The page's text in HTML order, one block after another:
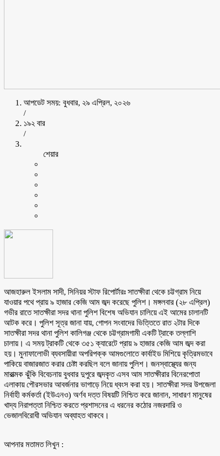
আপডেট সময়: বুধবার, ২৯ এপ্রিল, ২০২৬
/
১৯২ বার
/
শেয়ার
আজহারুল ইসলাম সাদী, সিনিয়র স্টাফ রিপোর্টারঃ সাতক্ষীরা থেকে চট্টগ্রাম নিয়ে
যাওয়ার পথে প্রায় ৯ হাজার কেজি আম জব্দ করেছে পুলিশ। মঙ্গলবার (২৮ এপ্রিল)
গভীর রাতে সাতক্ষীরা সদর থানা পুলিশ বিশেষ অভিযান চালিয়ে এই আমের চালানটি
আটক করে। পুলিশ সূত্র জানা যায়, গোপন সংবাদের ভিত্তিতে রাত ২টার দিকে
সাতক্ষীরা সদর থানা পুলিশ কালিগঞ্জ থেকে চট্টগ্রামগামী একটি ট্রাকে তল্লাশি
চালায়। এ সময় ট্রাকটি থেকে ৩৫১ ক্যারেটে প্রায় ৯ হাজার কেজি আম জব্দ করা
হয়। মুনাফালোভী ব্যবসায়ীরা অপরিপক্ক আমগুলোতে কার্বাইড মিশিয়ে কৃত্রিমভাবে
পাকিয়ে বাজারজাত করার চেষ্টা করছিল বলে জানায় পুলিশ। জনস্বাস্থ্যের জন্য
মারাত্মক ঝুঁকি বিবেচনায় বুধবার দুপুরে জব্দকৃত এসব আম সাতক্ষীরার বিনেরপোতা
এলাকায় পৌরসভার আবর্জনার ভাগাড়ে নিয়ে ধ্বংস করা হয়। সাতক্ষীরা সদর উপজেলা
নির্বাহী কর্মকর্তা (ইউএনও) অর্ণব দত্ত বিষয়টি নিশ্চিত করে জানান, সাধারণ মানুষের
খাদ্য নিরাপত্তা নিশ্চিত করতে প্রশাসনের এ ধরনের কঠোর নজরদারি ও
ভেজালবিরোধী অভিযান অব্যাহত থাকবে।
আপনার মতামত লিখুন :